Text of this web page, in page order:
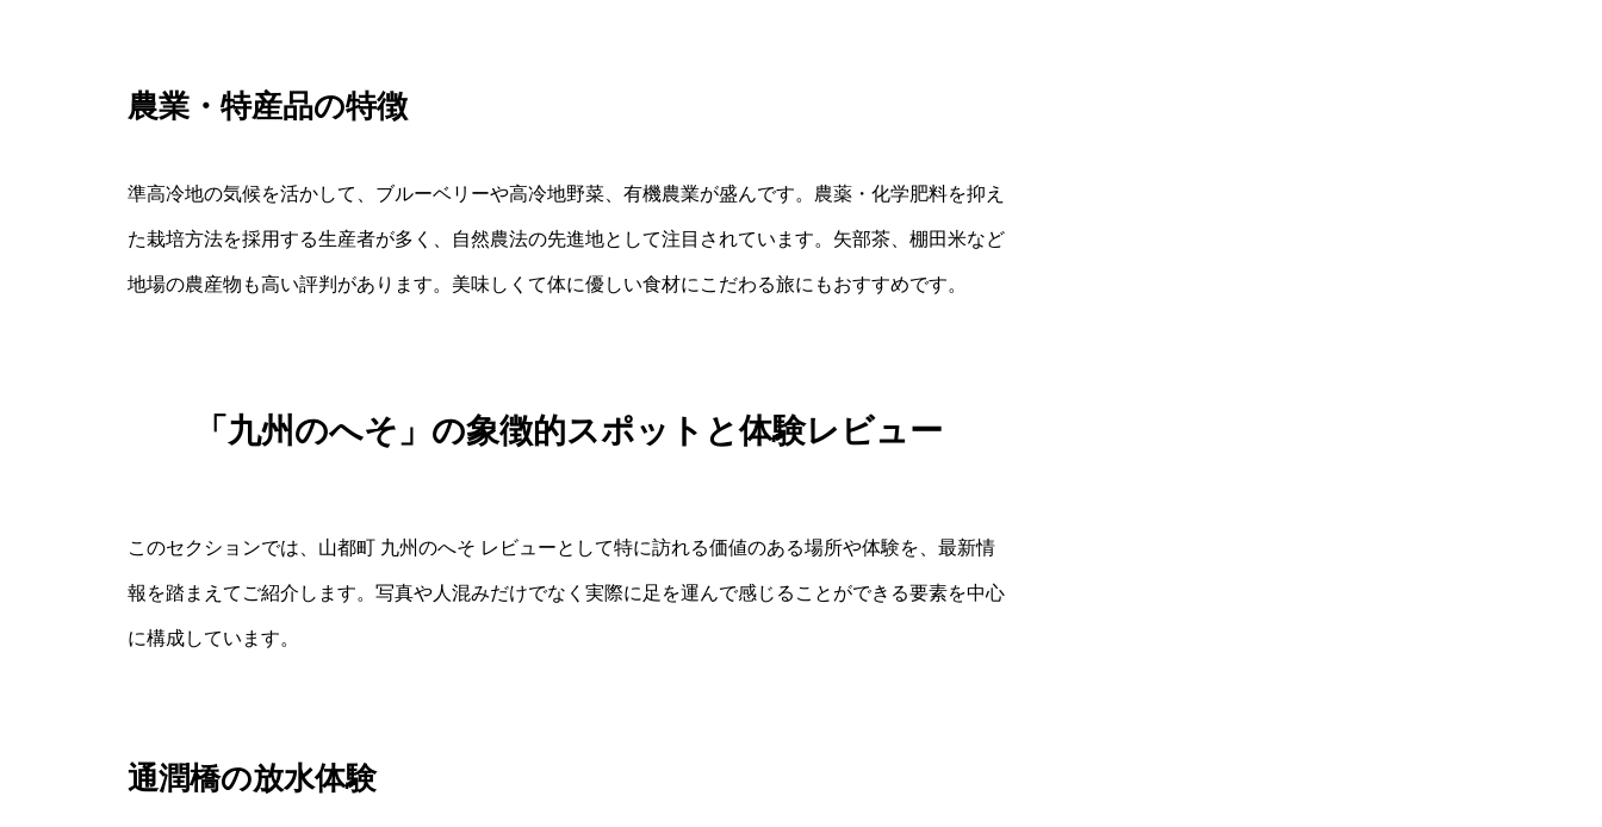
農業・特産品の特徴
準高冷地の気候を活かして、ブルーベリーや高冷地野菜、有機農業が盛んです。農薬・化学肥料を抑え
た栽培方法を採用する生産者が多く、自然農法の先進地として注目されています。矢部茶、棚田米など
地場の農産物も高い評判があります。美味しくて体に優しい食材にこだわる旅にもおすすめです。
「九州のへそ」の象徴的スポットと体験レビュー
このセクションでは、山都町 九州のへそ レビューとして特に訪れる価値のある場所や体験を、最新情
報を踏まえてご紹介します。写真や人混みだけでなく実際に足を運んで感じることができる要素を中心
に構成しています。
通潤橋の放水体験